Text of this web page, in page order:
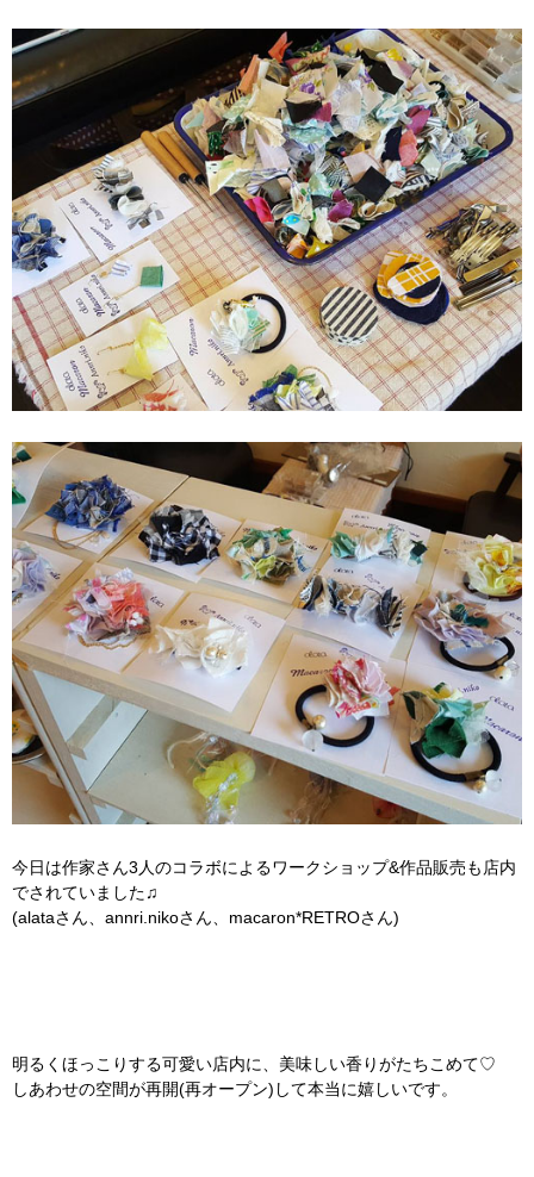
今日は作家さん3人のコラボによるワークショップ&作品販売も店内
でされていました♫
(alataさん、annri.nikoさん、macaron*RETROさん)
明るくほっこりする可愛い店内に、美味しい香りがたちこめて♡
しあわせの空間が再開(再オープン)して本当に嬉しいです。